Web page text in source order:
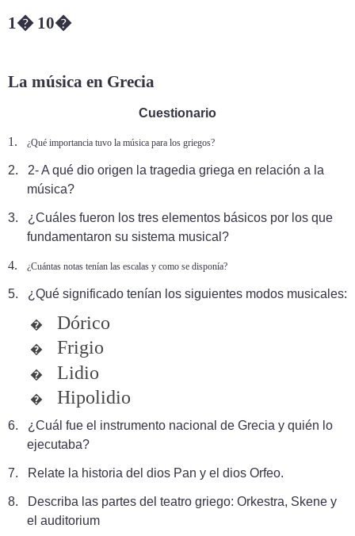
1� 10�
La música en Grecia
Cuestionario
1. ¿Qué importancia tuvo la música para los griegos?
2.
2- A qué dio origen la tragedia griega en relación a la
música?
3.
¿Cuáles fueron los tres elementos básicos por los que
fundamentaron su sistema musical?
4. ¿Cuántas notas tenían las escalas y como se disponía?
5. ¿Qué significado tenían los siguientes modos musicales:
� Dórico
� Frigio
� Lidio
� Hipolidio
6.
¿Cuál fue el instrumento nacional de Grecia y quién lo
ejecutaba?
7. Relate la historia del dios Pan y el dios Orfeo.
8.
Describa las partes del teatro griego: Orkestra, Skene y
el auditorium